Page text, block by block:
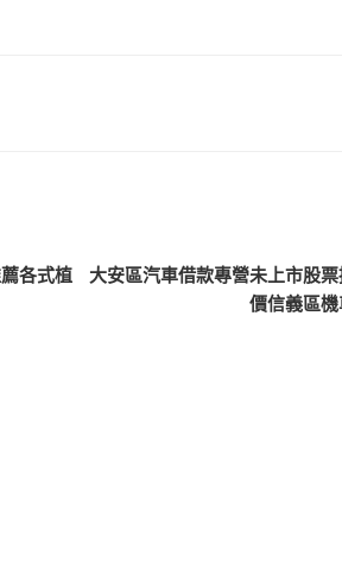
各式植
大安區汽車借款專營未上市股
價信義區